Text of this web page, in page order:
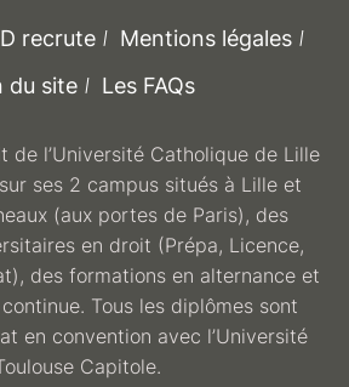
recrute
Mentions légales
du site
Les FAQs
de l’Université Catholique de Lille
ses 2 campus situés à Lille et
(aux portes de Paris), des
en droit (Prépa, Licence,
des formations en alternance et
Tous les diplômes sont
en convention avec l’Université
Capitole.